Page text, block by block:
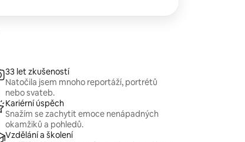
33 let zkušeností
Natočila jsem mnoho reportáží, portrétů
nebo svateb.
Kariérní úspěch
Snažím se zachytit emoce nenápadných
okamžiků a pohledů.
Vzdělání a školení